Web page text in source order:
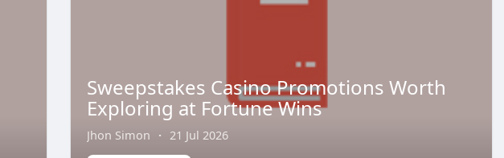
Sweepstakes Casino Promotions Worth
Exploring at Fortune Wins
Jhon Simon · 21 Jul 2026